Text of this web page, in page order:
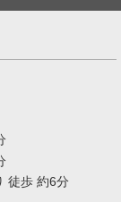
徒歩 約6分